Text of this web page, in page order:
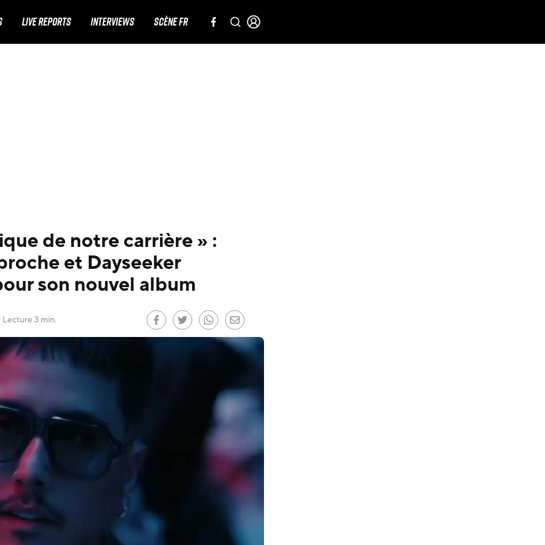
LIVE REPORTS INTERVIEWS SCÈNE FR
de notre carrière » :
et Dayseeker
son nouvel album
)
Lecture 3 min.